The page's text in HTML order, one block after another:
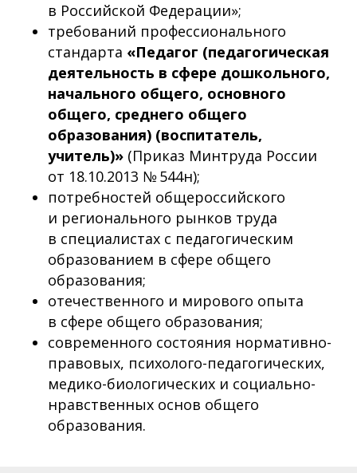
в Российской Федерации»;
требований профессионального
стандарта «Педагог (педагогическая
деятельность в сфере дошкольного,
начального общего, основного
общего, среднего общего
образования) (воспитатель,
учитель)» (Приказ Минтруда России
от 18.10.2013 № 544н);
потребностей общероссийского
и регионального рынков труда
в специалистах с педагогическим
образованием в сфере общего
образования;
отечественного и мирового опыта
в сфере общего образования;
современного состояния нормативно-
правовых, психолого-педагогических,
медико-биологических и социально-
нравственных основ общего
образования.